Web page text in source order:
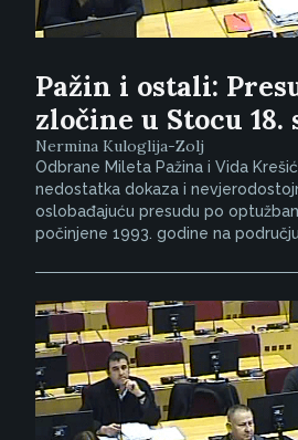
Pažin i ostali:
zločine u Stocu 18.
Nermina Kuloglija-Zolj
Odbrane Mileta Pažina i Vida
nedostatka dokaza i
oslobađajuću presudu po
počinjene 1993. godine na